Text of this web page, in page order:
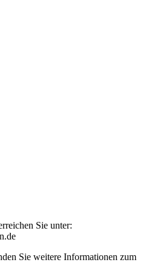
Sie unter:
Sie weitere Informationen zum